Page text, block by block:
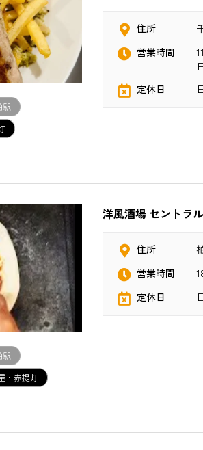
駅
住所
営業時間
定休日
駅
・赤提灯
洋風酒場 セントラ
住所
営業時間
定休日
日